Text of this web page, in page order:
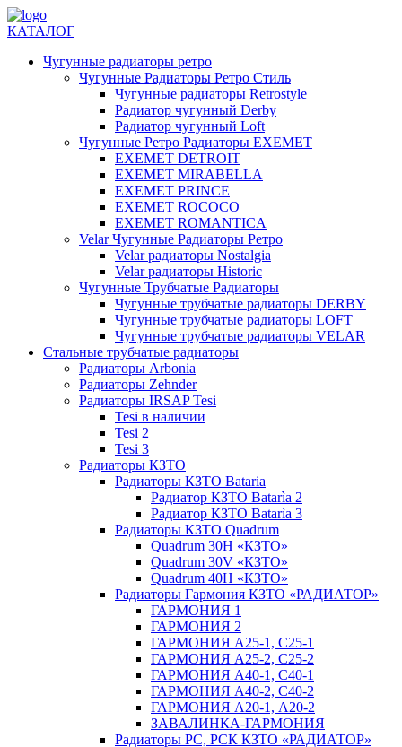
КАТАЛОГ
Чугунные радиаторы ретро
Чугунные Радиаторы Ретро Стиль
Чугунные радиаторы Retrostyle
Радиатор чугунный Derby
Радиатор чугунный Loft
Чугунные Ретро Радиаторы EXEMET
EXEMET DETROIT
EXEMET MIRABELLA
EXEMET PRINCE
EXEMET ROCOCO
EXEMET ROMANTICA
Velar Чугунные Радиаторы Ретро
Velar радиаторы Nostalgia
Velar радиаторы Historic
Чугунные Трубчатые Радиаторы
Чугунные трубчатые радиаторы DERBY
Чугунные трубчатые радиаторы LOFT
Чугунные трубчатые радиаторы VELAR
Стальные трубчатые радиаторы
Радиаторы Arbonia
Радиаторы Zehnder
Радиаторы IRSAP Tesi
Tesi в наличии
Tesi 2
Tesi 3
Радиаторы КЗТО
Радиаторы КЗТО Bataria
Радиатор КЗТО Batarìa 2
Радиатор КЗТО Batarìa 3
Радиаторы КЗТО Quadrum
Quadrum 30H «КЗТО»
Quadrum 30V «КЗТО»
Quadrum 40H «КЗТО»
Радиаторы Гармония КЗТО «РАДИАТОР»
ГАРМОНИЯ 1
ГАРМОНИЯ 2
ГАРМОНИЯ А25-1, С25-1
ГАРМОНИЯ А25-2, С25-2
ГАРМОНИЯ А40-1, С40-1
ГАРМОНИЯ А40-2, С40-2
ГАРМОНИЯ А20-1, А20-2
ЗАВАЛИНКА-ГАРМОНИЯ
Радиаторы РС, РСК КЗТО «РАДИАТОР»